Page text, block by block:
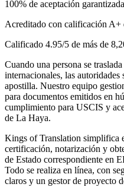
100% de aceptación
Acreditado con calificación A+
Calificado 4.95/5 de más de
Cuando una persona se
internacionales, las
apostilla. Nuestro equipo
para documentos emitidos en
cumplimiento para USCIS y
de La Haya.
Kings of Translation simplifica
certificación, notarización y
de Estado correspondiente en
Todo se realiza en línea, con
claros y un gestor de proyecto